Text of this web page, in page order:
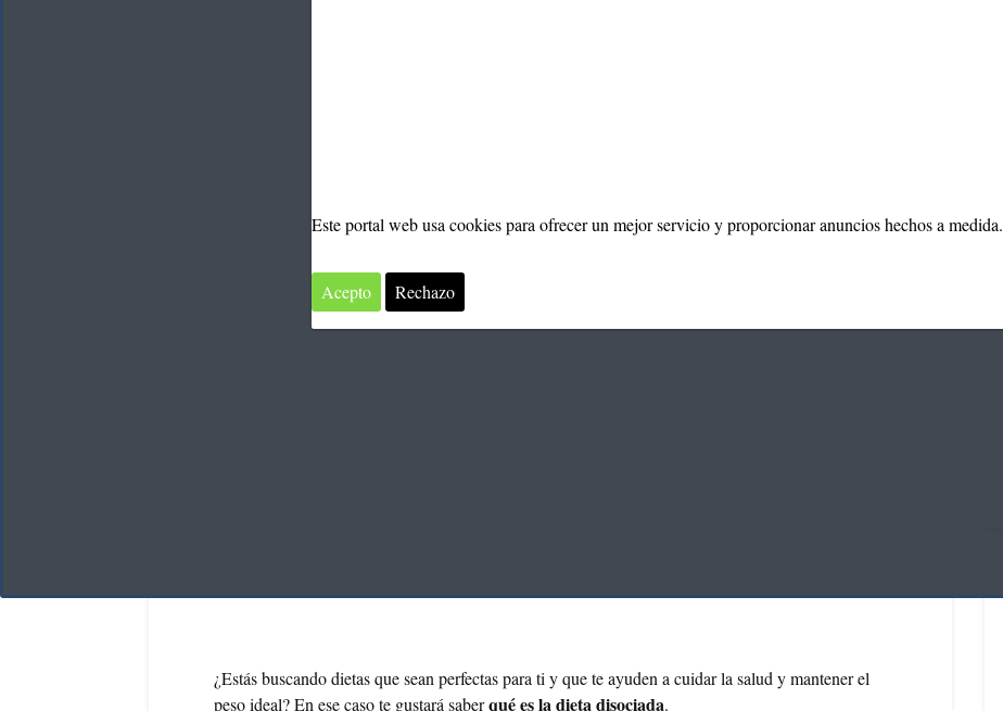
¿Estás buscando dietas que sean perfectas para ti y que te ayuden a cuidar la salud y mantener el
peso ideal? En ese caso te gustará saberqué es la dieta disociada.
Este portal web usa cookies para ofrecer un mejor servicio y proporcionar anuncios hechos a medida.
Acepto Rechazo